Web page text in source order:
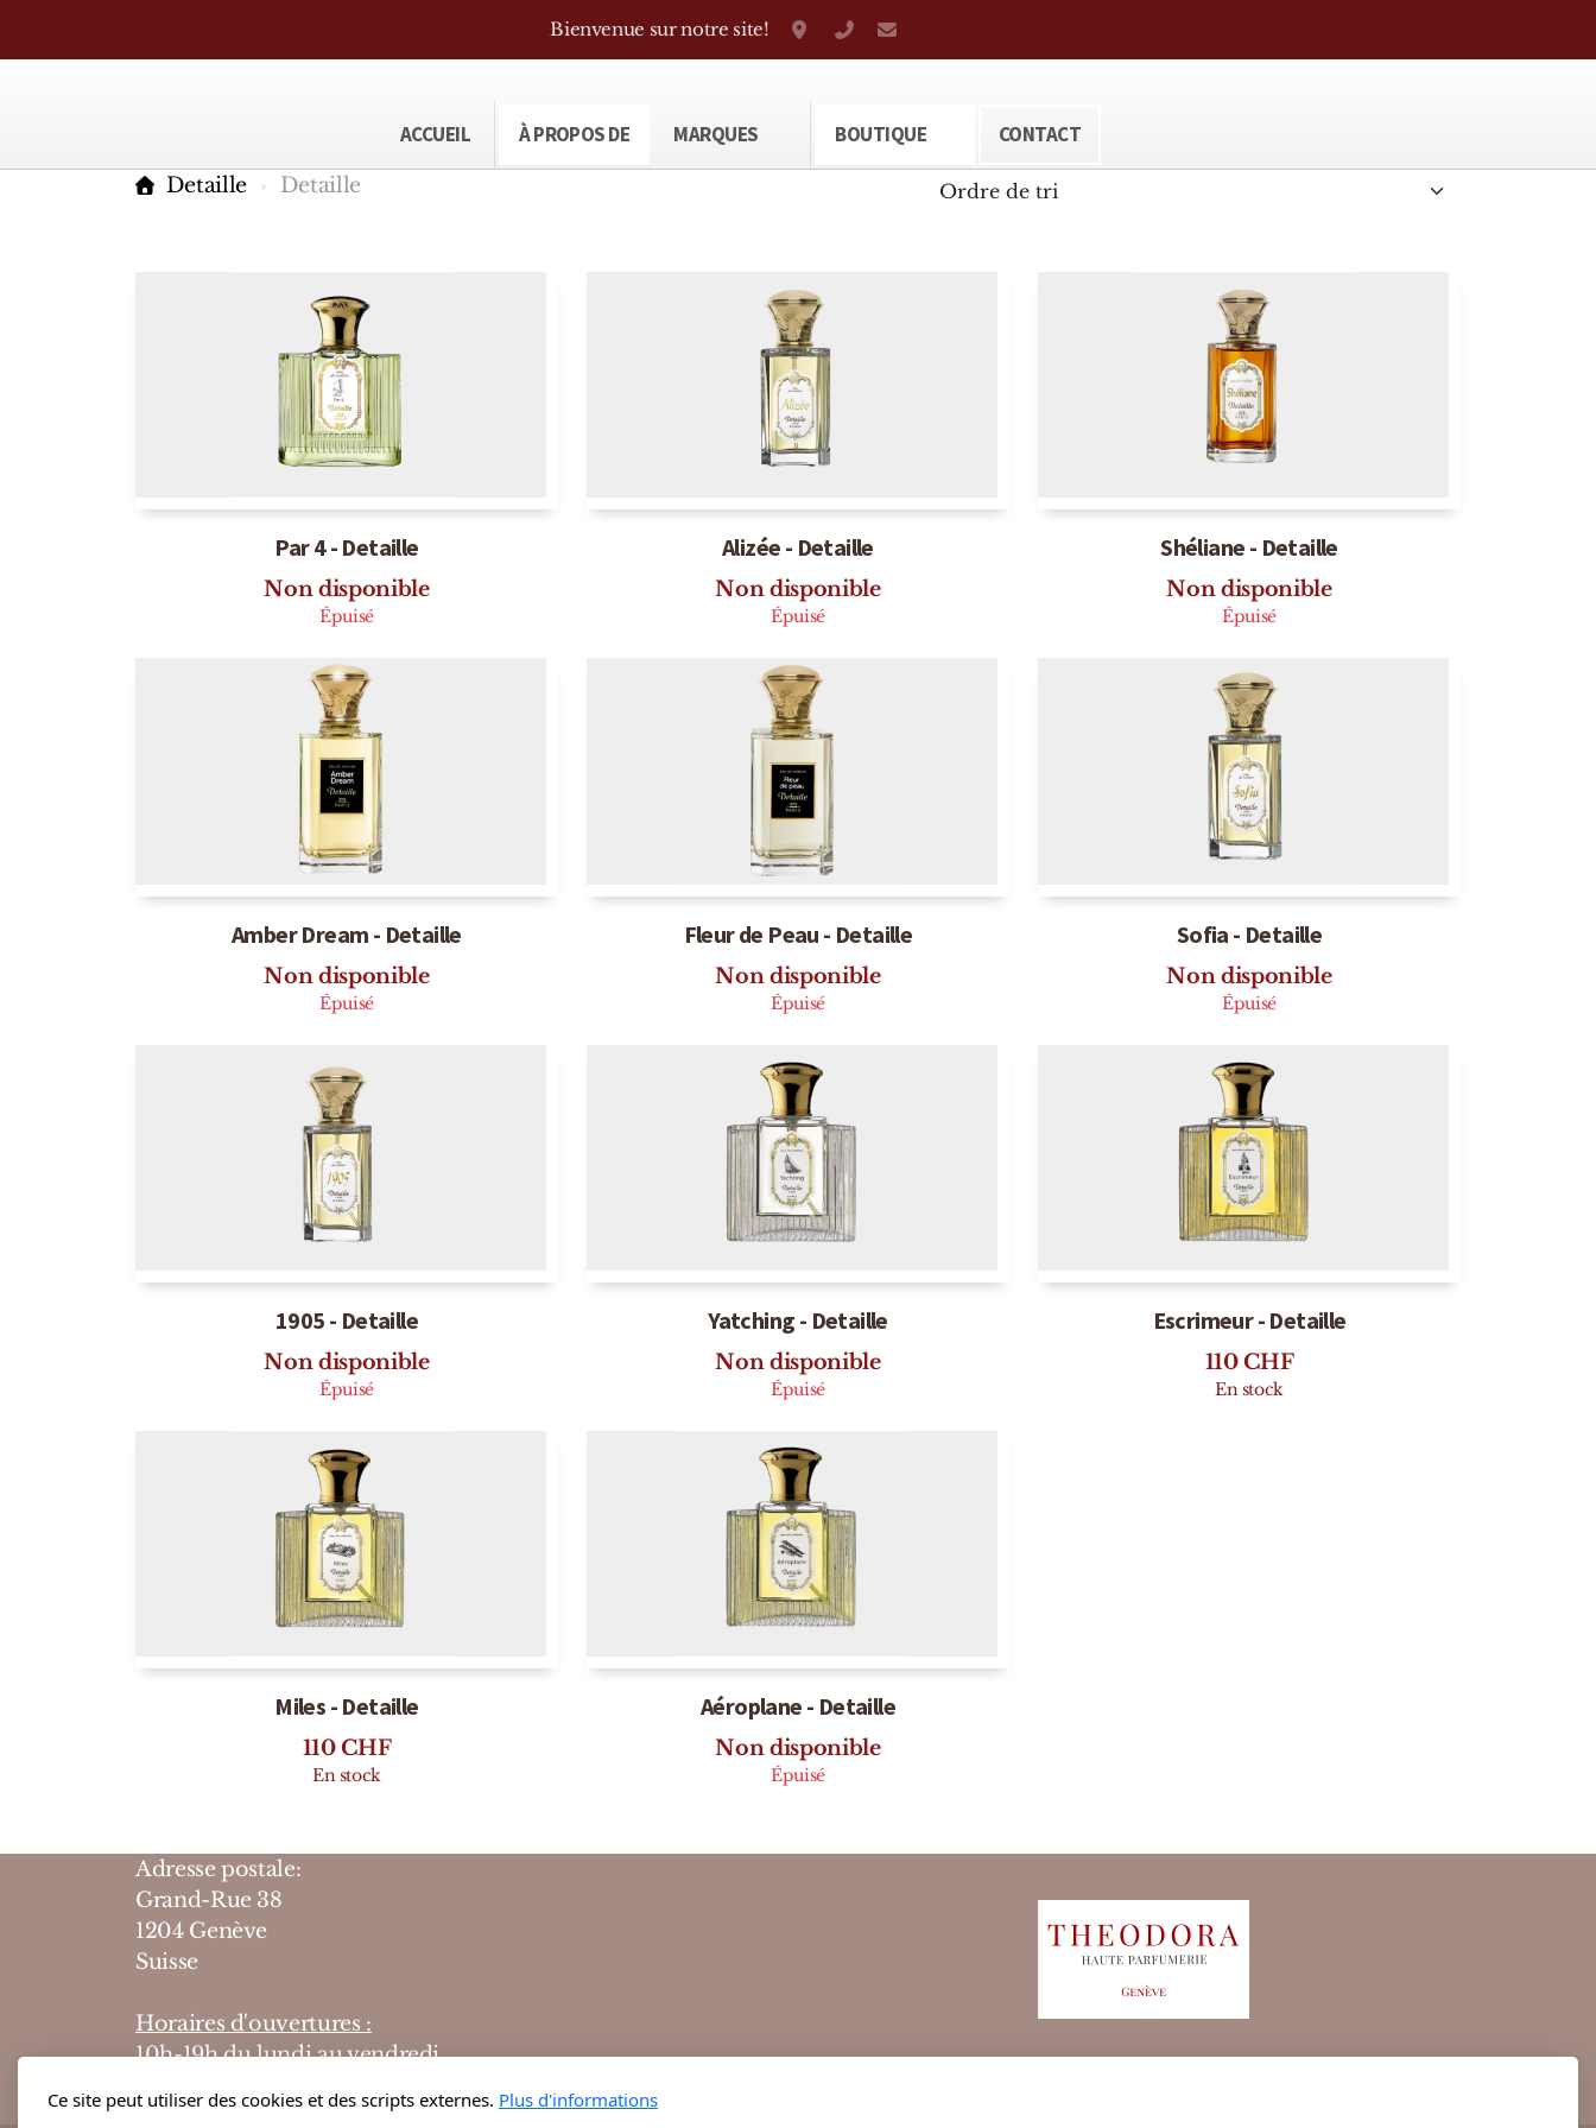
Bienvenue sur notre site! Grand-Rue 38, Genève
+41 22 310 38 75
ACCUEIL À PROPOS DE MARQUES BOUTIQUE
CONTACT
Detaille
Detaille
Par 4 - Detaille
Non disponible
Épuisé
Alizée - Detaille
Non disponible
Épuisé
Shéliane - Detaille
Non disponible
Épuisé
Amber Dream - Detaille
Non disponible
Épuisé
Fleur de Peau - Detaille
Non disponible
Épuisé
Sofia - Detaille
Non disponible
Épuisé
1905 - Detaille
Non disponible
Épuisé
Yatching - Detaille
Non disponible
Épuisé
Escrimeur - Detaille
110CHF
En stock
Miles - Detaille
110CHF
En stock
Aéroplane - Detaille
Non disponible
Épuisé
Adresse postale:
Grand-Rue 38
1204 Genève
Suisse
Horaires d'ouvertures :
10h-19h du lundi au vendredi
10h-18h le samedi
Ce site peut utiliser des cookies et des scripts externes. Plus d'informations